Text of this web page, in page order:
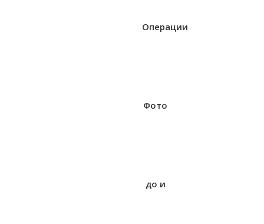
Операции
Фото
до и